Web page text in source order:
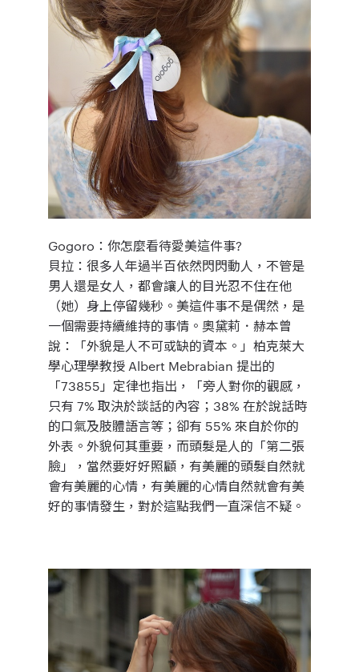
Gogoro： 你怎麼看待愛美這件事?
貝拉： 很多人年過半百依然閃閃動人，不管是
男人還是女人，都會讓人的目光忍不住在他
（她）身上停留幾秒。美這件事不是偶然，是
一個需要持續維持的事情。奧黛莉．赫本曾
說：「外貌是人不可或缺的資本。」柏克萊大
學心理學教授 Albert Mebrabian 提出的
「73855」定律也指出，「旁人對你的觀感，
只有 7% 取決於談話的內容；38% 在於說話時
的口氣及肢體語言等；卻有 55% 來自於你的
外表。外貌何其重要，而頭髮是人的「第二張
臉」，當然要好好照顧，有美麗的頭髮自然就
會有美麗的心情，有美麗的心情自然就會有美
好的事情發生，對於這點我們一直深信不疑。